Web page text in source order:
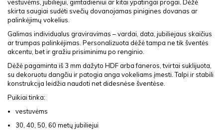
vestuvėms, jubiliejui, gimtadieniui ar kitai ypatingai progai. Dėžė
skirta saugiai sudėti svečių dovanojamas pinigines dovanas ar
palinkėjimų vokelius.
Galimas individualus graviravimas – vardai, data, jubiliejaus skaičius
ar trumpas palinkėjimas. Personalizuota dėžė tampa ne tik šventės
akcentu, bet ir gražiu prisiminimu po renginio.
Dėžė pagaminta iš 3 mm dažyto HDF arba faneros, tvirtai suklijuota,
su dekoruotu dangčiu ir patogia anga vokeliams įmesti. Talpi ir stabili
konstrukcija leidžia naudoti net didesnėse šventėse.
Puikiai tinka:
vestuvėms
30, 40, 50, 60 metų jubiliejui